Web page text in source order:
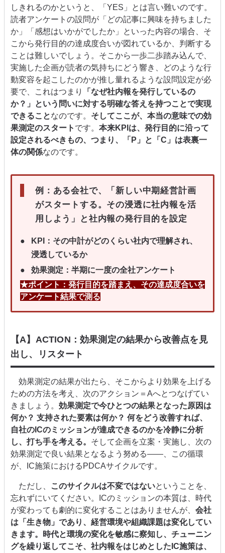
しきれるのかというと、「YES」とは言い難いのです。
読者アンケートの設問が「どの記事に興味を持ちました
か」「感想はいかがでしたか」といった内容の場合、そ
こから発行目的の達成度合いが図れているか、判断する
ことは難しいでしょう。そこから一歩二歩踏み込んで、
実施した企画が読者の気持ちにどう響き、どのような行
動変容を起こしたのかが推し量れるような設問設定が必
要で、これはつまり
「なぜ社内報を発行しているの
か？」という問いに対する明確な答えを持つことで実現
できることなのです。 そしてここが、本当の意味での効
果測定のスタート です。 本来KPIは、発行目的に沿って
設定されるべきもの、つまり、「P」と「C」は表裏一
体の関係なのです。
例： ある会社で、「新しい中期経営計画
がスタートする。その浸透に社内報を活
用しよう」と社内報の発行目的を設定
KPI：その中計がどのくらい社内で理解され、
浸透しているか
効果測定：半期に一度の全社アンケート
★ポイント：発行目的を踏まえ、その達成度合いを
アンケート結果で測る
【A】ACTION：効果測定の結果から改善点を見
出し、リスタート
効果測定の結果が出たら、そこからより効果を上げる
ための方法を考え、次のアクション＝Aへとつなげてい
きましょう。 効果測定で今ひとつの結果となった原因は
何か？ 支持された要素は何か？ 何をどう改善すれば、
自社のICのミッションが達成できるのかを冷静に分析
し、打ち手を考える。 そして企画を立案・実施し、次の
効果測定で良い結果となるよう努める――、この循環
が、IC施策におけるPDCAサイクルです。
ただし、 このサイクルは不変ではないということを、
忘れずにいてください。ICのミッションの本質は、時代
が変わっても劇的に変化することはありませんが、 会社
は「⽣き物」であり、経営環境や組織課題は変化してい
きます。時代と環境の変化を敏感に察知し、チューニン
グを繰り返してこそ、社内報をはじめとしたIC施策は、